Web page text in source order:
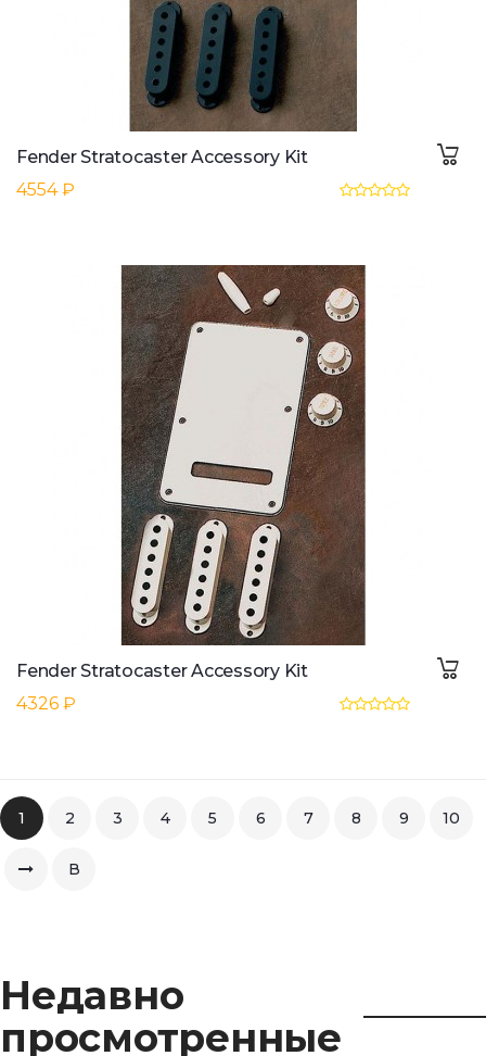
Fender Stratocaster Accessory Kit
4554 ₽
Fender Stratocaster Accessory Kit
4326 ₽
1 2 3 4 5 6 7 8 9 10
В
Недавно
просмотренные